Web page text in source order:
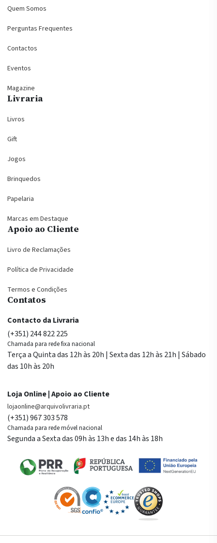
Quem Somos
Perguntas Frequentes
Contactos
Eventos
Magazine
Livraria
Livros
Gift
Jogos
Brinquedos
Papelaria
Marcas em Destaque
Apoio ao Cliente
Livro de Reclamações
Política de Privacidade
Termos e Condições
Contatos
Contacto da Livraria
(+351) 244 822 225
Chamada para rede fixa nacional
Terça a Quinta das 12h às 20h | Sexta das 12h às 21h | Sábado
das 10h às 20h
Loja Online | Apoio ao Cliente
lojaonline@arquivolivraria.pt
(+351) 967 303 578
Chamada para rede móvel nacional
Segunda a Sexta das 09h às 13h e das 14h às 18h